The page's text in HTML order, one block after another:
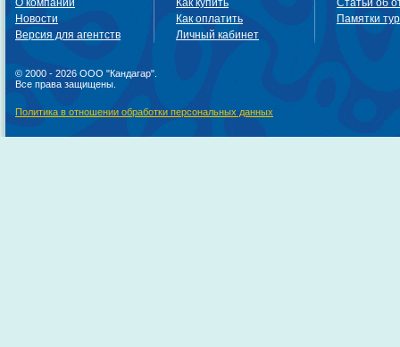
О компании
Новости
Версия для агентств
Как купить
Как оплатить
Личный кабинет
Статьи об
Памятки
© 2000 - 2026 ООО "Кандагар".
Все права защищены.
Политика в отношении обработки персональных данных